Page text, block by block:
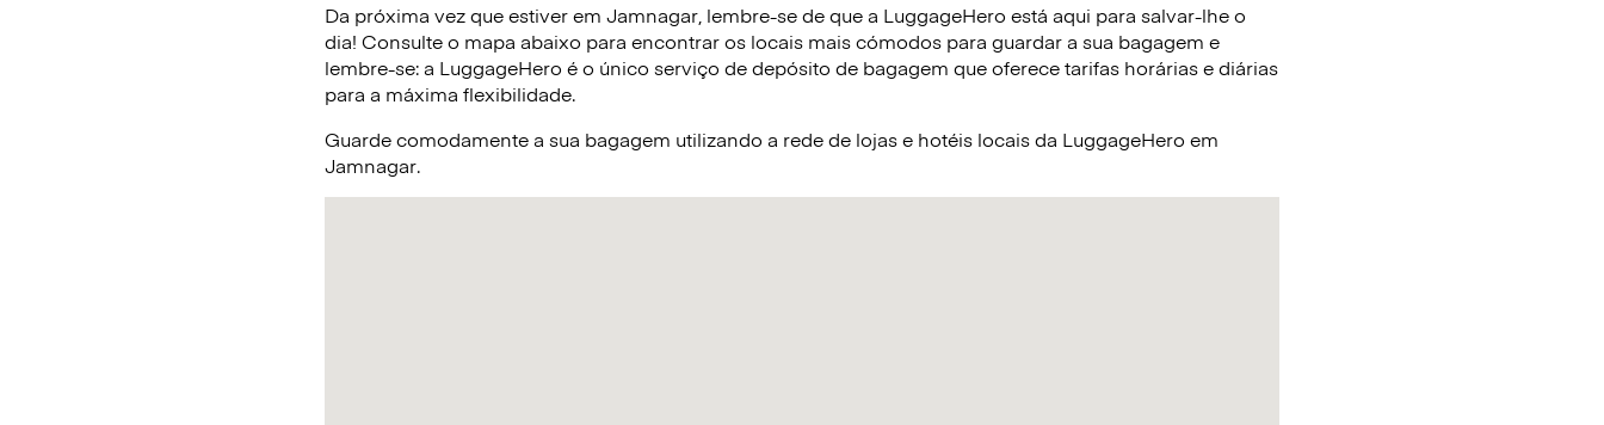
Da próxima vez que estiver em Jamnagar, lembre-se de que a LuggageHero está aqui para salvar-lhe o
dia! Consulte o mapa abaixo para encontrar os locais mais cómodos para guardar a sua bagagem e
lembre-se: a LuggageHero é o único serviço de depósito de bagagem que oferece tarifas horárias e diárias
para a máxima flexibilidade.
Guarde comodamente a sua bagagem utilizando a rede de lojas e hotéis locais da LuggageHero em
Jamnagar.